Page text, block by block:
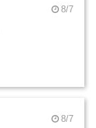
8/7
8/7